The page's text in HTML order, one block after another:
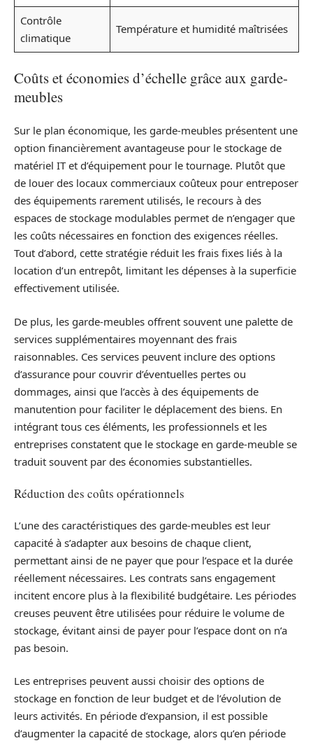
Contrôle
climatique
Température et humidité maîtrisées
Coûts et économies d’échelle grâce aux garde-
meubles
Sur le plan économique, les garde-meubles présentent une
option financièrement avantageuse pour le stockage de
matériel IT et d’équipement pour le tournage. Plutôt que
de louer des locaux commerciaux coûteux pour entreposer
des équipements rarement utilisés, le recours à des
espaces de stockage modulables permet de n’engager que
les coûts nécessaires en fonction des exigences réelles.
Tout d’abord, cette stratégie réduit les frais fixes liés à la
location d’un entrepôt, limitant les dépenses à la superficie
effectivement utilisée.
De plus, les garde-meubles offrent souvent une palette de
services supplémentaires moyennant des frais
raisonnables. Ces services peuvent inclure des options
d’assurance pour couvrir d’éventuelles pertes ou
dommages, ainsi que l’accès à des équipements de
manutention pour faciliter le déplacement des biens. En
intégrant tous ces éléments, les professionnels et les
entreprises constatent que le stockage en garde-meuble se
traduit souvent par des économies substantielles.
Réduction des coûts opérationnels
L’une des caractéristiques des garde-meubles est leur
capacité à s’adapter aux besoins de chaque client,
permettant ainsi de ne payer que pour l’espace et la durée
réellement nécessaires. Les contrats sans engagement
incitent encore plus à la flexibilité budgétaire. Les périodes
creuses peuvent être utilisées pour réduire le volume de
stockage, évitant ainsi de payer pour l’espace dont on n’a
pas besoin.
Les entreprises peuvent aussi choisir des options de
stockage en fonction de leur budget et de l’évolution de
leurs activités. En période d’expansion, il est possible
d’augmenter la capacité de stockage, alors qu’en période